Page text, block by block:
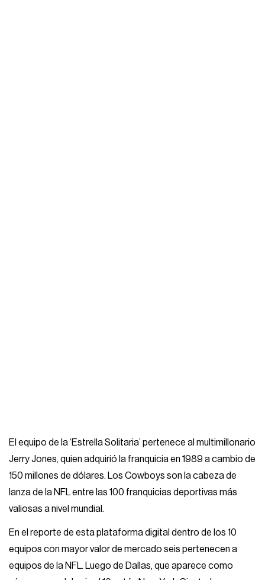
El equipo de la ‘Estrella Solitaria’ pertenece al multimillonario
Jerry Jones, quien adquirió la franquicia en 1989 a cambio de
150 millones de dólares. Los Cowboys son la cabeza de
lanza de la NFL entre las 100 franquicias deportivas más
valiosas a nivel mundial.
En el reporte de esta plataforma digital dentro de los 10
equipos con mayor valor de mercado seis pertenecen a
equipos de la NFL. Luego de Dallas, que aparece como